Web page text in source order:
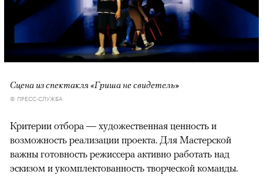
Сцена из спектакля «Гриша не свидетель»
© ПРЕСС-СЛУЖБА
Критерии отбора — художественная ценность и
возможность реализации проекта. Для Мастерской
важны готовность режиссера активно работать над
эскизом и укомплектованность творческой команды.